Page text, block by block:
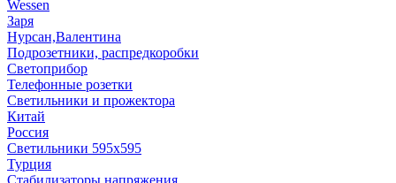
Wessen
Заря
Нурсан,Валентина
Подрозетники, распредкоробки
Светоприбор
Телефонные розетки
Светильники и прожектора
Китай
Россия
Светильники 595х595
Турция
Стабилизаторы напряжения